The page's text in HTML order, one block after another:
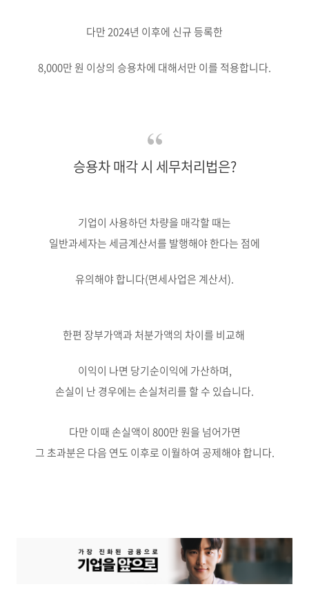
다만 2024년 이후에 신규 등록한
8,000만 원 이상의 승용차에 대해서만 이를 적용합니다.
승용차 매각 시 세무처리법은?
기업이 사용하던 차량을 매각할 때는
일반과세자는 세금계산서를 발행해야 한다는 점에
유의해야 합니다(면세사업은 계산서).
한편 장부가액과 처분가액의 차이를 비교해
이익이 나면 당기순이익에 가산하며,
손실이 난 경우에는 손실처리를 할 수 있습니다.
다만 이때 손실액이 800만 원을 넘어가면
그 초과분은 다음 연도 이후로 이월하여 공제해야 합니다.